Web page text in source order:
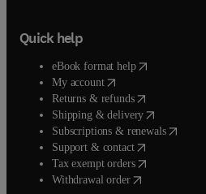
Quick help
eBook format help( opens in new
My account( opens in new tab/
Returns & refunds( opens in new
Shipping & delivery(opens in
Subscriptions & renewals( opens
Support & contact( opens in new
Tax exempt orders( opens in new
Withdrawal order